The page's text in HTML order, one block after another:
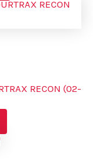
RECON (02-